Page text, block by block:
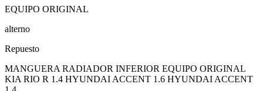
EQUIPO ORIGINAL
alterno
Repuesto
MANGUERA RADIADOR INFERIOR EQUIPO ORIGINAL
KIA RIO R 1.4 HYUNDAI ACCENT 1.6 HYUNDAI ACCENT